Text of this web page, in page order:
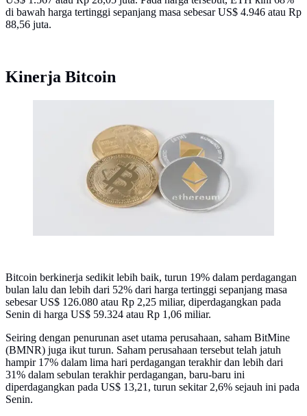
di bawah harga tertinggi sepanjang masa sebesar US$ 4.946 atau Rp
88,56 juta.
Kinerja Bitcoin
Bitcoin berkinerja sedikit lebih baik, turun 19% dalam perdagangan
bulan lalu dan lebih dari 52% dari harga tertinggi sepanjang masa
sebesar US$ 126.080 atau Rp 2,25 miliar, diperdagangkan pada
Senin di harga US$ 59.324 atau Rp 1,06 miliar.
Seiring dengan penurunan aset utama perusahaan, saham BitMine
(BMNR) juga ikut turun. Saham perusahaan tersebut telah jatuh
hampir 17% dalam lima hari perdagangan terakhir dan lebih dari
31% dalam sebulan terakhir perdagangan, baru-baru ini
diperdagangkan pada US$ 13,21, turun sekitar 2,6% sejauh ini pada
Senin.